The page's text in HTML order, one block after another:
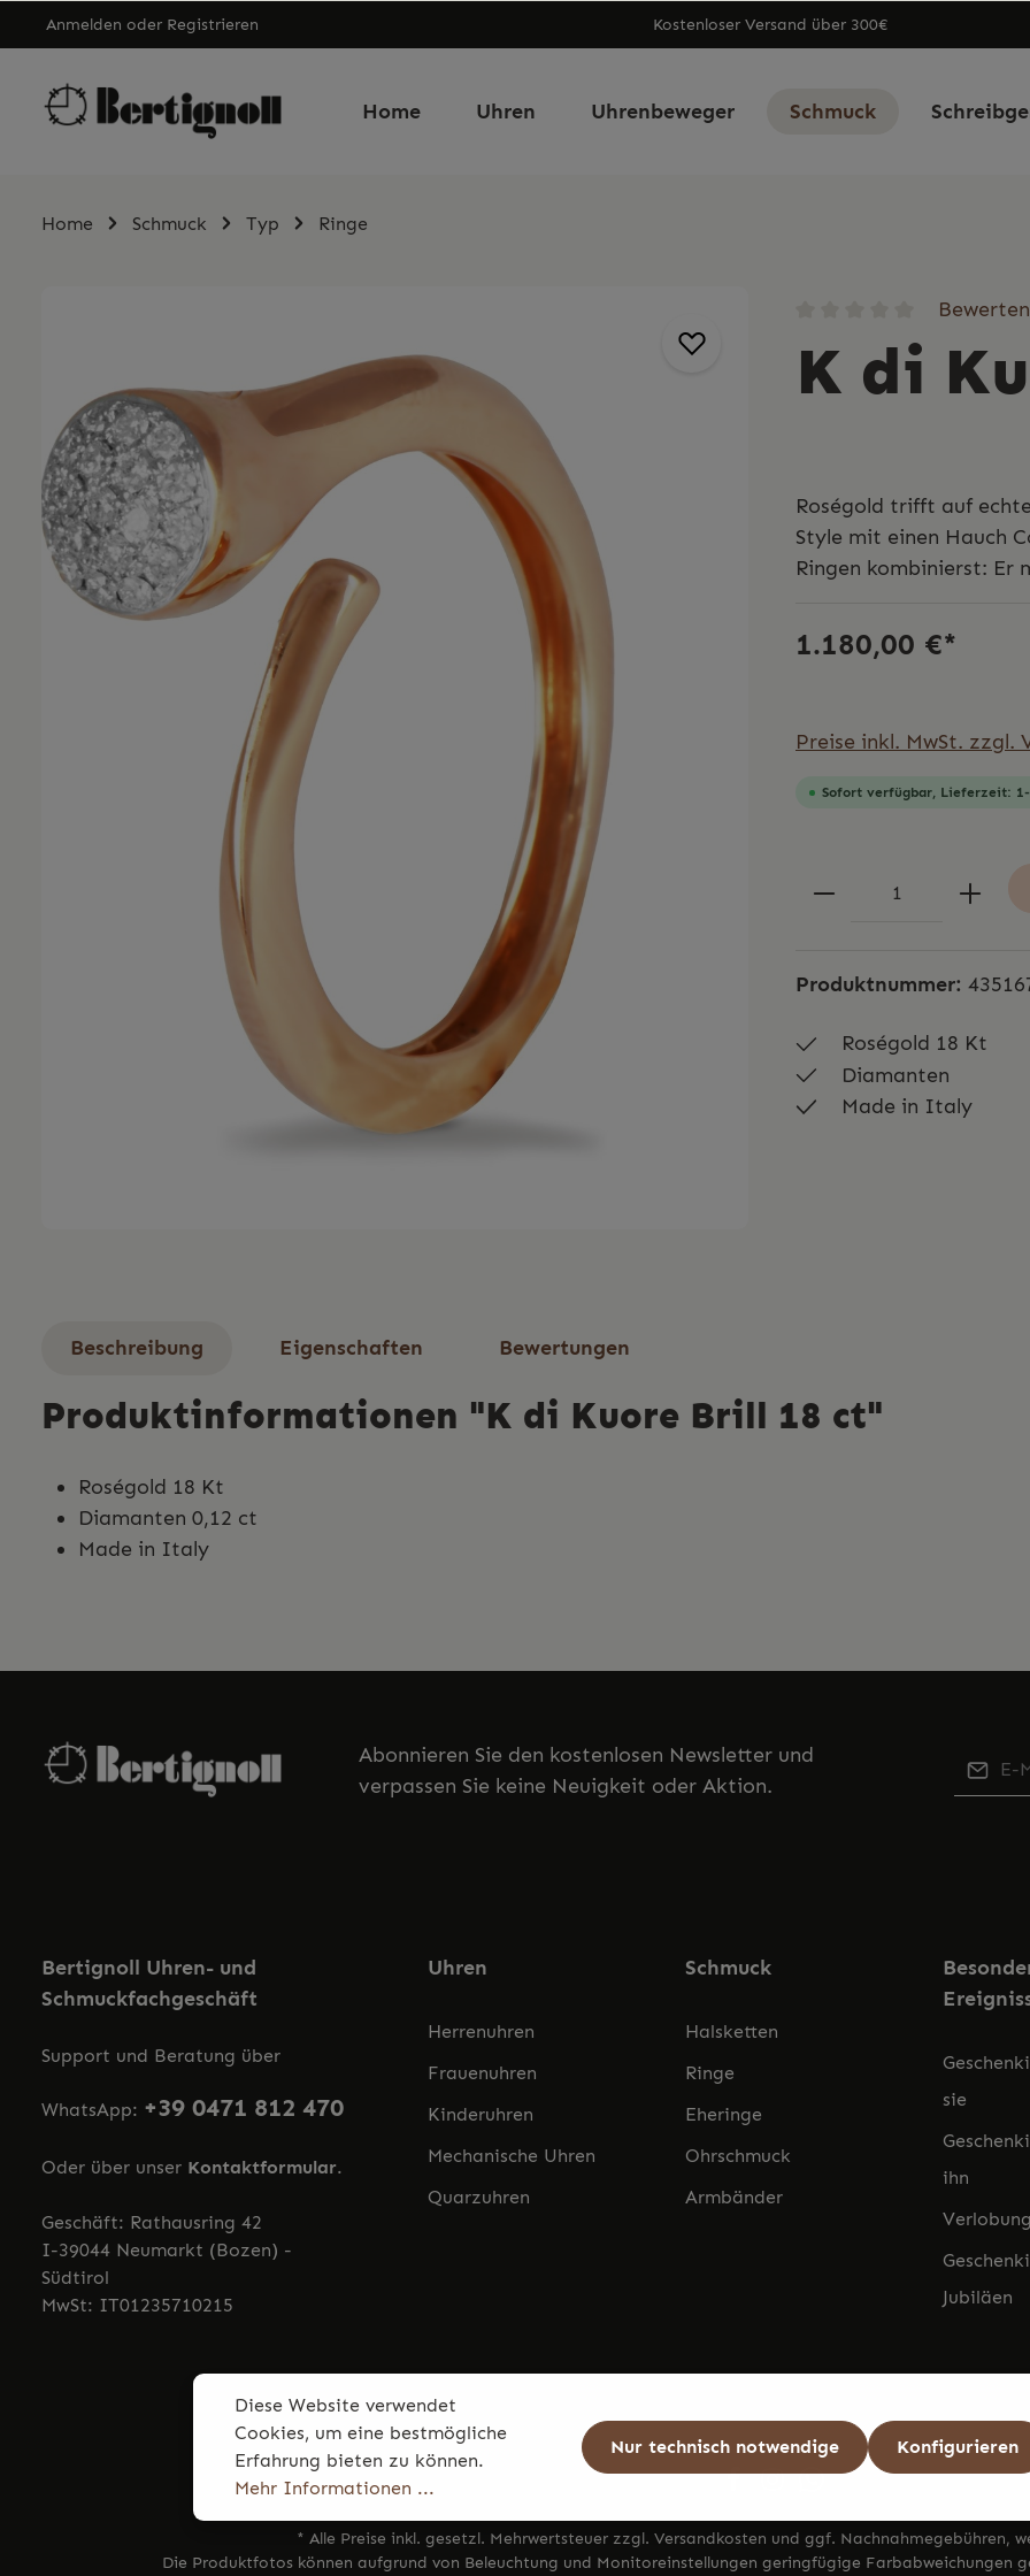
Anmelden oder Registrieren Kostenloser Versand über 300€
Home Uhren Uhrenbeweger Schmuck
Home Schmuck Typ Ringe
Bewerten
K di
Roségold trifft auf
Style mit einen Hauch
Ringen kombinierst: Er
1.180,00 €*
Preise inkl. MwSt. zzgl.
Sofort verfügbar, Lieferzeit: 1-
Produktnummer:
Roségold 18 Kt
Diamanten
Made in Italy
Beschreibung Eigenschaften Bewertungen
Produktinformationen "K di Kuore Brill 18 ct"
Roségold 18 Kt
Diamanten 0,12 ct
Made in Italy
Abonnieren Sie den kostenlosen Newsletter und
verpassen Sie keine Neuigkeit oder Aktion.
E-Mail-
Bertignoll Uhren- und
Schmuckfachgeschäft
Support und Beratung über
WhatsApp: +39 0471 812 470
Oder über unser Kontaktformular.
Geschäft: Rathausring 42
I-39044 Neumarkt (Bozen) -
Südtirol
MwSt: IT01235710215
Uhren
Herrenuhren
Frauenuhren
Kinderuhren
Mechanische Uhren
Quarzuhren
Schmuck
Halsketten
Ringe
Eheringe
Ohrschmuck
Armbänder
sie
ihn
Jubiläen
* Alle Preise inkl. gesetzl. Mehrwertsteuer zzgl. Versandkosten und ggf. Nachnahmegebühren,
Die Produktfotos können aufgrund von Beleuchtung und Monitoreinstellungen geringfügige Farbabweichungen
Diese Website verwendet
Cookies, um eine bestmögliche
Erfahrung bieten zu können.
Mehr Informationen ...
Nur technisch notwendige Konfigurieren